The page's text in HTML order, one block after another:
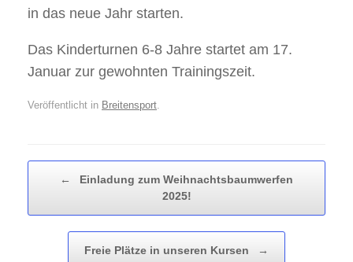
in das neue Jahr starten.
Das Kinderturnen 6-8 Jahre startet am 17.
Januar zur gewohnten Trainingszeit.
Veröffentlicht in Breitensport.
←
Einladung zum Weihnachtsbaumwerfen
2025!
Freie Plätze in unseren Kursen →